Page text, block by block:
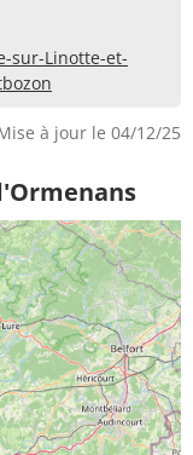
sur-Linotte-et-
à jour le 04/12/25